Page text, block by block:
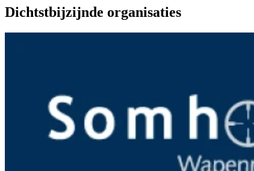
Dichtstbijzijnde organisaties